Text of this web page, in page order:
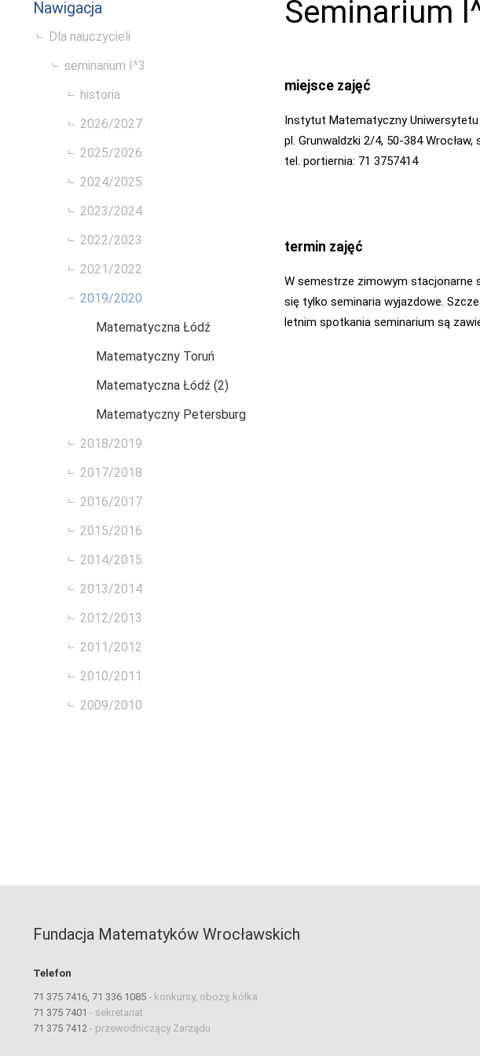
Nawigacja
Dla nauczycieli
seminarium I^3
historia
2026/2027
2025/2026
2024/2025
2023/2024
2022/2023
2021/2022
2019/2020
Matematyczna Łódź
Matematyczny Toruń
Matematyczna Łódź (2)
Matematyczny Petersburg
2018/2019
2017/2018
2016/2017
2015/2016
2014/2015
2013/2014
2012/2013
2011/2012
2010/2011
2009/2010
Seminarium
miejsce zajęć
Instytut Matematyczny Uniwersytetu
pl. Grunwaldzki 2/4, 50-384 Wrocław,
tel. portiernia: 71 3757414
termin zajęć
W semestrze zimowym stacjonarne
się tylko seminaria wyjazdowe.
letnim spotkania seminarium są
Fundacja Matematyków Wrocławskich
Telefon
71 375 7416, 71 336 1085 - konkursy, obozy, kółka
71 375 7401 - sekretariat
71 375 7412 - przewodniczący Zarządu